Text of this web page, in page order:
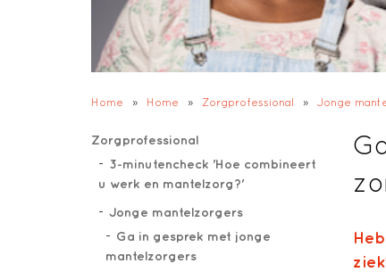
Home » Home » Zorgprofessional » Jonge
Zorgprofessional
3-minutencheck 'Hoe combineert
u werk en mantelzorg?'
Jonge mantelzorgers
Ga in gesprek met jonge
mantelzorgers